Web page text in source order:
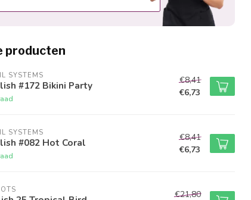
producten
SYSTEMS
#172 Bikini Party
€8,41
€6,73
SYSTEMS
#082 Hot Coral
€8,41
€6,73
€21,80